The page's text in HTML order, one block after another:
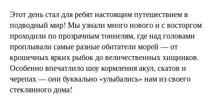
Этот день стал для ребят настоящим путешествием в
подводный мир! Мы узнали много нового и с восторгом
проходили по прозрачным тоннелям, где над головами
проплывали самые разные обитатели морей — от
крошечных ярких рыбок до величественных хищников.
Особенно впечатлило шоу кормления акул, скатов и
черепах — они буквально «улыбались» нам из своего
стеклянного дома!